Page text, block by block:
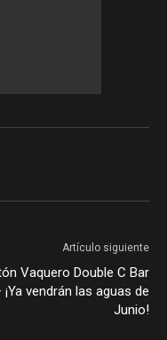
Artículo siguiente
Vaquero Double C Bar
¡Ya vendrán las aguas de
Junio!